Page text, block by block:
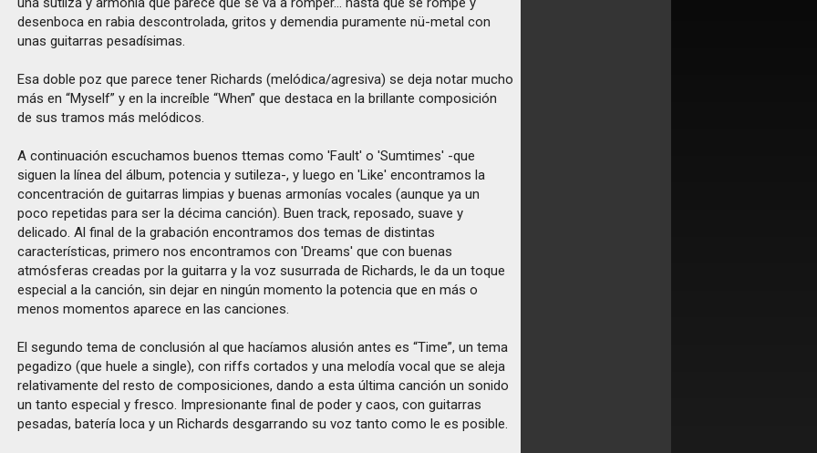
desenboca en rabia descontrolada, gritos y demendia puramente nü-metal con
unas guitarras pesadísimas.
Esa doble poz que parece tener Richards (melódica/agresiva) se deja notar mucho
más en “Myself” y en la increíble “When” que destaca en la brillante composición
de sus tramos más melódicos.
A continuación escuchamos buenos ttemas como 'Fault' o 'Sumtimes' -que
siguen la línea del álbum, potencia y sutileza-, y luego en 'Like' encontramos la
concentración de guitarras limpias y buenas armonías vocales (aunque ya un
poco repetidas para ser la décima canción). Buen track, reposado, suave y
delicado. Al final de la grabación encontramos dos temas de distintas
características, primero nos encontramos con 'Dreams' que con buenas
atmósferas creadas por la guitarra y la voz susurrada de Richards, le da un toque
especial a la canción, sin dejar en ningún momento la potencia que en más o
menos momentos aparece en las canciones.
El segundo tema de conclusión al que hacíamos alusión antes es “Time”, un tema
pegadizo (que huele a single), con riffs cortados y una melodía vocal que se aleja
relativamente del resto de composiciones, dando a esta última canción un sonido
un tanto especial y fresco. Impresionante final de poder y caos, con guitarras
pesadas, batería loca y un Richards desgarrando su voz tanto como le es posible.